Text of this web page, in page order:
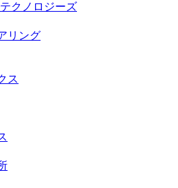
クノロジーズ
リング
ス